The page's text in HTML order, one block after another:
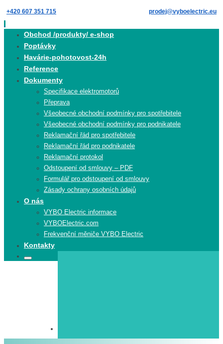
Skip
to
content
+420 607 351 715 prodej@vyboelectric.eu
Obchod /produkty/ e-shop
Poptávky
Havárie-pohotovost-24h
Reference
Dokumenty
Specifikace elektromotorů
Přeprava
Všeobecné obchodní podmínky pro spotřebitele
Všeobecné obchodní podmínky pro podnikatele
Reklamační řád pro spotřebitele
Reklamační řád pro podnikatele
Reklamační protokol
Odstoupení od smlouvy – PDF
Formulář pro odstoupení od smlouvy
Zásady ochrany osobních údajů
O nás
VYBO Electric informace
VYBOElectric.com
Frekvenční měniče VYBO Electric
Kontakty
Search
Search